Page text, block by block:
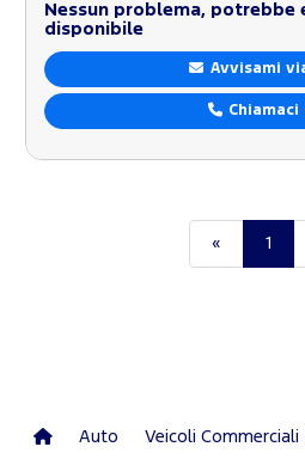
Nessun problema, potrebbe
disponibile
Avvisami
Chiamaci
« 1
Auto Veicoli Commerciali